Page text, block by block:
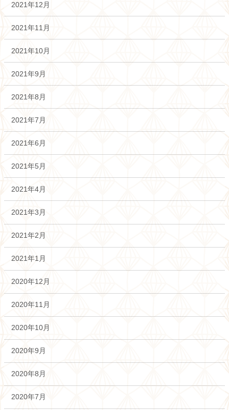
2021年12月
2021年11月
2021年10月
2021年9月
2021年8月
2021年7月
2021年6月
2021年5月
2021年4月
2021年3月
2021年2月
2021年1月
2020年12月
2020年11月
2020年10月
2020年9月
2020年8月
2020年7月